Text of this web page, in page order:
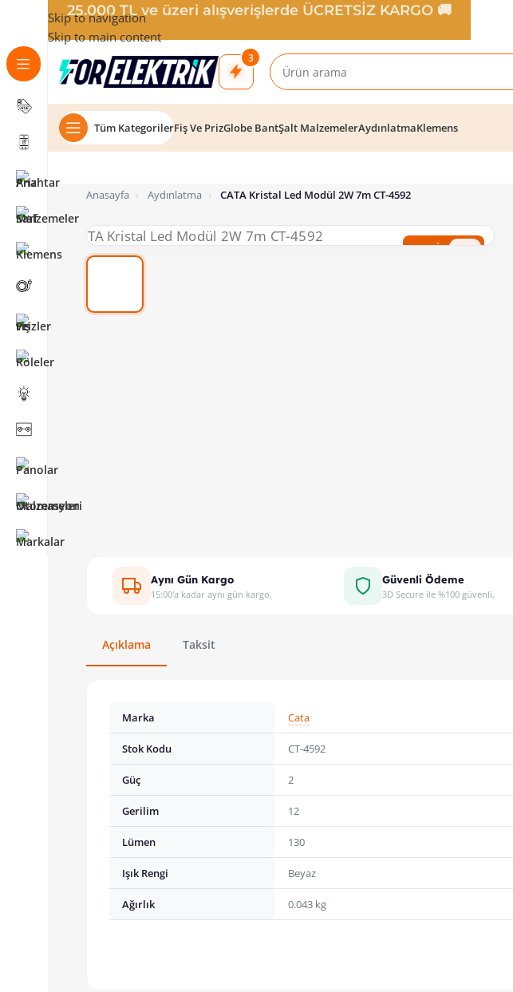
Skip to navigation
Skip to main content
3
Tüm KategorilerFiş Ve PrizGlobe BantŞalt MalzemelerAydınlatmaKlemens
Anasayfa › Aydınlatma › CATA Kristal Led Modül 2W 7m CT-4592
%50 İndirim
Aynı Gün Kargo
15:00'a kadar aynı gün kargo.
Güvenli Ödeme
3D Secure ile %100 güvenli.
Açıklama Taksit
Marka Cata
Stok Kodu CT-4592
Güç 2
Gerilim 12
Lümen 130
Işık Rengi Beyaz
Ağırlık 0.043 kg
25.000 TL ve üzeri alışverişlerde ÜCRETSİZ KARGO 🚚